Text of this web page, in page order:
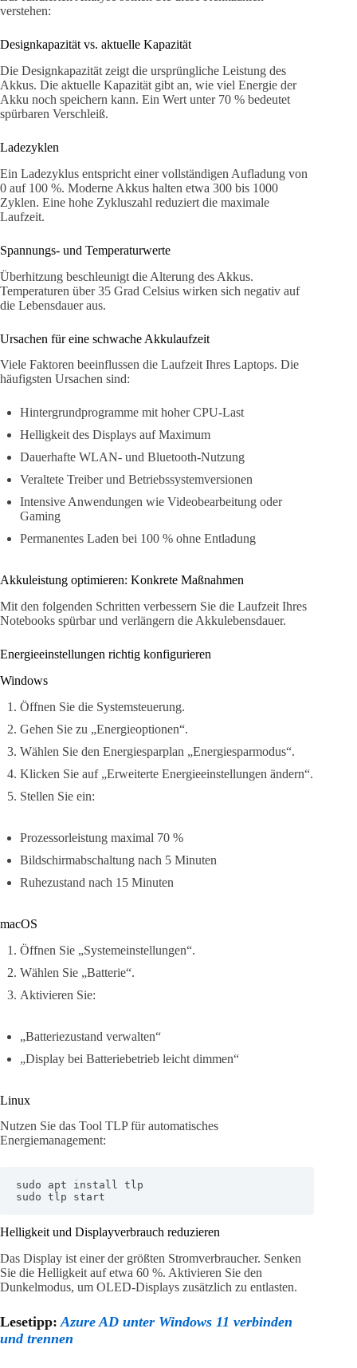
verstehen:
Designkapazität vs. aktuelle Kapazität
Die Designkapazität zeigt die ursprüngliche Leistung des
Akkus. Die aktuelle Kapazität gibt an, wie viel Energie der
Akku noch speichern kann. Ein Wert unter 70 % bedeutet
spürbaren Verschleiß.
Ladezyklen
Ein Ladezyklus entspricht einer vollständigen Aufladung von
0 auf 100 %. Moderne Akkus halten etwa 300 bis 1000
Zyklen. Eine hohe Zykluszahl reduziert die maximale
Laufzeit.
Spannungs- und Temperaturwerte
Überhitzung beschleunigt die Alterung des Akkus.
Temperaturen über 35 Grad Celsius wirken sich negativ auf
die Lebensdauer aus.
Ursachen für eine schwache Akkulaufzeit
Viele Faktoren beeinflussen die Laufzeit Ihres Laptops. Die
häufigsten Ursachen sind:
Hintergrundprogramme mit hoher CPU-Last
Helligkeit des Displays auf Maximum
Dauerhafte WLAN- und Bluetooth-Nutzung
Veraltete Treiber und Betriebssystemversionen
Intensive Anwendungen wie Videobearbeitung oder
Gaming
Permanentes Laden bei 100 % ohne Entladung
Akkuleistung optimieren: Konkrete Maßnahmen
Mit den folgenden Schritten verbessern Sie die Laufzeit Ihres
Notebooks spürbar und verlängern die Akkulebensdauer.
Energieeinstellungen richtig konfigurieren
Windows
Öffnen Sie die Systemsteuerung.
Gehen Sie zu „Energieoptionen“.
Wählen Sie den Energiesparplan „Energiesparmodus“.
Klicken Sie auf „Erweiterte Energieeinstellungen ändern“.
Stellen Sie ein:
Prozessorleistung maximal 70 %
Bildschirmabschaltung nach 5 Minuten
Ruhezustand nach 15 Minuten
macOS
Öffnen Sie „Systemeinstellungen“.
Wählen Sie „Batterie“.
Aktivieren Sie:
„Batteriezustand verwalten“
„Display bei Batteriebetrieb leicht dimmen“
Linux
Nutzen Sie das Tool TLP für automatisches
Energiemanagement:
sudo apt install tlp
sudo tlp start
Helligkeit und Displayverbrauch reduzieren
Das Display ist einer der größten Stromverbraucher. Senken
Sie die Helligkeit auf etwa 60 %. Aktivieren Sie den
Dunkelmodus, um OLED-Displays zusätzlich zu entlasten.
Lesetipp: Azure AD unter Windows 11 verbinden
und trennen